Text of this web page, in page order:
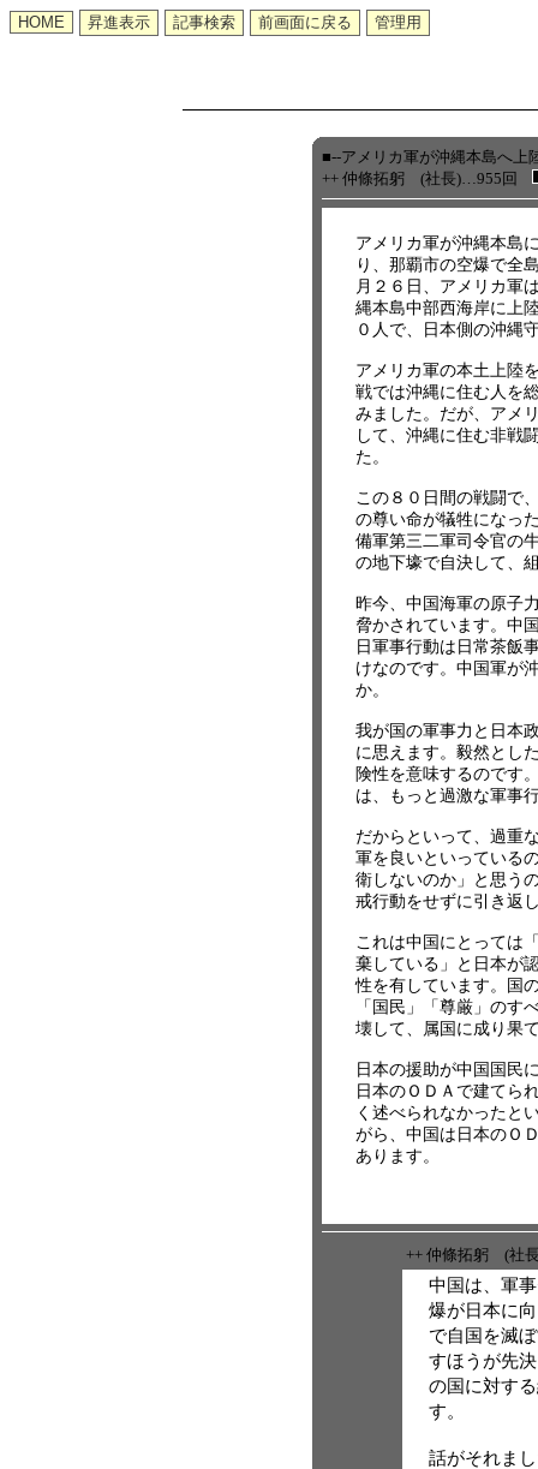
■--アメリカ軍が沖縄本島へ上
++ 仲條拓躬 (社長)…955回
アメリカ軍が沖縄本島
り、那覇市の空爆で全
月２６日、アメリカ軍
縄本島中部西海岸に上
０人で、日本側の沖縄
アメリカ軍の本土上陸
戦では沖縄に住む人を
みました。だが、アメ
して、沖縄に住む非戦
た。
この８０日間の戦闘で
の尊い命が犠牲になっ
備軍第三二軍司令官の
の地下壕で自決して、
昨今、中国海軍の原子
脅かされています。中
日軍事行動は日常茶飯
けなのです。中国軍が
か。
我が国の軍事力と日本
に思えます。毅然とし
険性を意味するのです
は、もっと過激な軍事
だからといって、過重
軍を良いといっている
衛しないのか」と思う
戒行動をせずに引き返
これは中国にとっては
棄している」と日本が
性を有しています。国
「国民」「尊厳」のす
壊して、属国に成り果
日本の援助が中国国民
日本のＯＤＡで建てら
く述べられなかったと
がら、中国は日本のＯ
あります。
++ 仲條拓躬 (社
中国は、軍
爆が日本に
で自国を滅
すほうが先
の国に対す
す。
話がそれま